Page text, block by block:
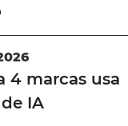
4 marcas usa
IA